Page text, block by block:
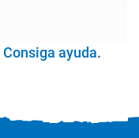
Consiga ayuda.